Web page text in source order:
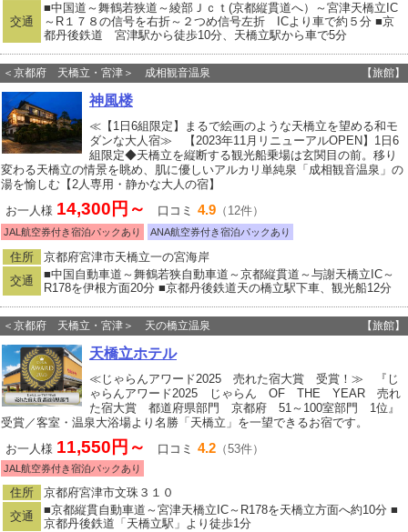
交通
■中国道～舞鶴若狭道～綾部Ｊｃｔ(京都縦貫道へ）～宮津天橋立IC
～R１７８の信号を右折～２つめ信号左折 ICより車で約５分 ■京
都丹後鉄道 宮津駅から徒歩10分、天橋立駅から車で5分
＜京都府 天橋立・宮津＞ 成相観音温泉 【旅館】
神風楼
≪【1日6組限定】まるで絵画のような天橋立を望める和モ
ダンな大人宿≫ 【2023年11月リニューアルOPEN】1日6
組限定◆天橋立を縦断する観光船乗場は玄関目の前。移り
変わる天橋立の情景を眺め、肌に優しいアルカリ単純泉「成相観音温泉」の
湯を愉しむ【2人専用・静かな大人の宿】
お一人様 14,300円～ 口コミ 4.9 （12件）
JAL航空券付き宿泊パックあり ANA航空券付き宿泊パックあり
住所
京都府宮津市天橋立一の宮海岸
交通
■中国自動車道～舞鶴若狭自動車道～京都縦貫道～与謝天橋立IC～
R178を伊根方面20分 ■京都丹後鉄道天の橋立駅下車、観光船12分
＜京都府 天橋立・宮津＞ 天の橋立温泉 【旅館】
天橋立ホテル
≪じゃらんアワード2025 売れた宿大賞 受賞！≫ 『じ
ゃらんアワード2025 じゃらん OF THE YEAR 売れ
た宿大賞 都道府県部門 京都府 51～100室部門 1位』
受賞／客室・温泉大浴場より名勝「天橋立」を一望できるお宿です。
お一人様 11,550円～ 口コミ 4.2 （53件）
JAL航空券付き宿泊パックあり
住所
京都府宮津市文珠３１０
交通
■京都縦貫自動車道～宮津天橋立IC～R178を天橋立方面へ約10分 ■
京都丹後鉄道「天橋立駅」より徒歩1分